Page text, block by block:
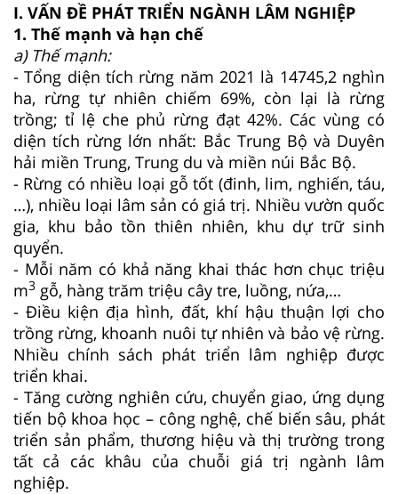
I. VẤN ĐỀ PHÁT TRIỂN NGÀNH LÂM NGHIỆP
1. Thế mạnh và hạn chế
a) Thế mạnh:
- Tổng diện tích rừng năm 2021 là 14745,2 nghìn
ha, rừng tự nhiên chiếm 69%, còn lại là rừng
trồng; tỉ lệ che phủ rừng đạt 42%. Các vùng có
diện tích rừng lớn nhất: Bắc Trung Bộ và Duyên
hải miền Trung, Trung du và miền núi Bắc Bộ.
- Rừng có nhiều loại gỗ tốt (đinh, lim, nghiến, táu,
…), nhiều loại lâm sản có giá trị. Nhiều vườn quốc
gia, khu bảo tồn thiên nhiên, khu dự trữ sinh
quyển.
- Mỗi năm có khả năng khai thác hơn chục triệu
m3 gỗ, hàng trăm triệu cây tre, luồng, nứa,…
- Điều kiện địa hình, đất, khí hậu thuận lợi cho
trồng rừng, khoanh nuôi tự nhiên và bảo vệ rừng.
Nhiều chính sách phát triển lâm nghiệp được
triển khai.
- Tăng cường nghiên cứu, chuyển giao, ứng dụng
tiến bộ khoa học – công nghệ, chế biến sâu, phát
triển sản phẩm, thương hiệu và thị trường trong
tất cả các khâu của chuỗi giá trị ngành lâm
nghiệp.